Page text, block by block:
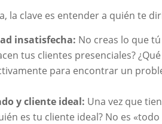
la clave es entender a quién te
insatisfecha: No creas lo que
tus clientes presenciales?
para encontrar un
y cliente ideal: Una vez que
es tu cliente ideal? No es